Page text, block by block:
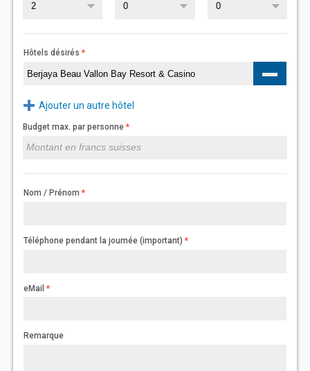
2 0 0
Hôtels désirés
Ajouter un autre hôtel
Budget max. par personne
Nom / Prénom
Téléphone pendant la journée (important)
eMail
Remarque